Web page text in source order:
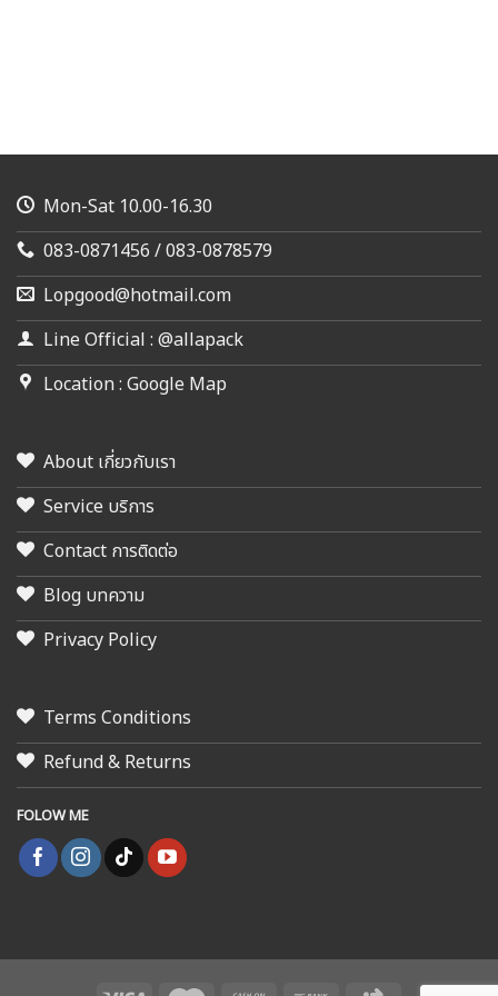
Mon-Sat 10.00-16.30
083-0871456 / 083-0878579
Lopgood@hotmail.com
Line Official : @allapack
Location : Google Map
About เกี่ยวกับเรา
Service บริการ
Contact การติดต่อ
Blog บทความ
Privacy Policy
Terms Conditions
Refund & Returns
FOLOW ME